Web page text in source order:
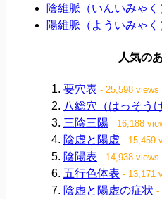
陰維脈（いんいみゃく
陽維脈（よういみゃく
人気の
要穴表 - 25,598 views
八総穴（はっそう
三陰三陽 - 16,188
陰虚と陽虚 - 15,459
陰陽表 - 14,938 views
五行色体表 - 13,171
陰虚と陽虚の症状 -